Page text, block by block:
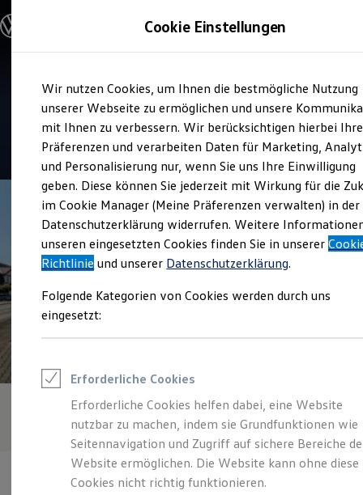
Hauptinhalt
springen
Footer
springen
Modelle und Konfigurator
Modelle vergleichen
Elektroautos
ENERGY Sondermodelle
Nutzfahrzeuge
SUV und CUV
Familienautos
Kombis
Kompaktwagen
Sportwagen
Schnell verfügbare Fahrzeuge
Angebote und Produkte
Aktuelle Angebote
E-Auto-Förderung
Volkswagen Marktplatz
Junge Gebrauchtwagen und Gebrauchtwagen
Volkswagen Zertifizierte Gebrauchtwagen
Zubehör- und Serviceangebote
Leasing
Leasing-Angebote
Gebrauchtwagen Leasing
Junge Gebrauchtwagen-Leasing
Elektroauto Leasing
Kleinwagen-Leasing
Leasing ohne Anzahlung
Finanzierung
Verkauf und Service
Jacobs Automobile Bergheim
4.7| 387 Bewertungen
Cookie Einstellungen
Wir nutzen Cookies, um Ihnen die bestmögliche Nutzung
unserer Webseite zu ermöglichen und unsere
mit Ihnen zu verbessern. Wir berücksichtigen hierbei Ihre
Präferenzen und verarbeiten Daten für Marketing,
und Personalisierung nur, wenn Sie uns Ihre Einwilligung
geben. Diese können Sie jederzeit mit Wirkung für die
im Cookie Manager (Meine Präferenzen verwalten) in der
Datenschutzerklärung widerrufen. Weitere
unseren eingesetzten Cookies finden Sie in unserer
Richtlinie und unserer Datenschutzerklärung.
Folgende Kategorien von Cookies werden durch uns
eingesetzt:
Erforderliche Cookies
Erforderliche Cookies helfen dabei, eine Website
nutzbar zu machen, indem sie Grundfunktionen wie
Seitennavigation und Zugriff auf sichere Bereiche
Website ermöglichen. Die Website kann ohne diese
Cookies nicht richtig funktionieren.